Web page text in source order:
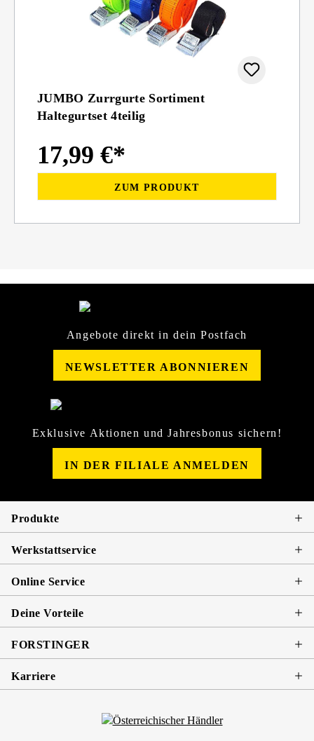
JUMBO Zurrgurte Sortiment
Haltegurtset 4teilig
17,99 €*
ZUM PRODUKT
Angebote direkt in dein Postfach
NEWSLETTER ABONNIEREN
Exklusive Aktionen und Jahresbonus sichern!
IN DER FILIALE ANMELDEN
Produkte
Werkstattservice
Online Service
Deine Vorteile
FORSTINGER
Karriere